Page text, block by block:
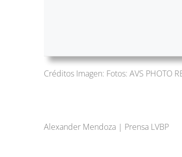
Créditos Imagen: Fotos: AVS PHOTO
Alexander Mendoza | Prensa LVBP